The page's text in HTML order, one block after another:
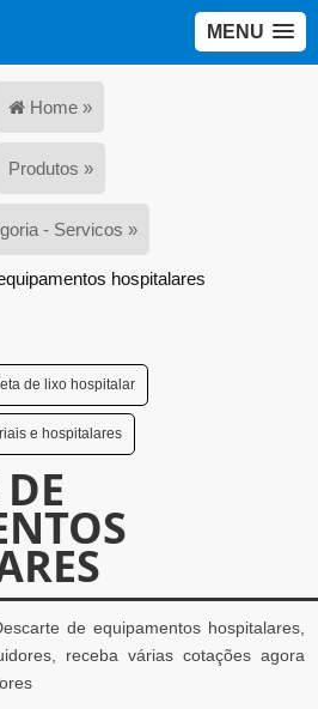
MENU
Home »
Produtos »
- Servicos »
hospitalares
de lixo hospitalar
e hospitalares
de equipamentos hospitalares,
receba várias cotações agora